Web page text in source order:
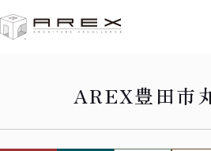
AREX豊田市